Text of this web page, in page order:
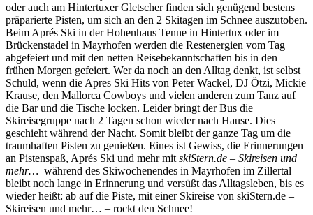
oder auch am Hintertuxer Gletscher finden sich genügend bestens
präparierte Pisten, um sich an den 2 Skitagen im Schnee auszutoben.
Beim Aprés Ski in der Hohenhaus Tenne in Hintertux oder im
Brückenstadel in Mayrhofen werden die Restenergien vom Tag
abgefeiert und mit den netten Reisebekanntschaften bis in den
frühen Morgen gefeiert. Wer da noch an den Alltag denkt, ist selbst
Schuld, wenn die Apres Ski Hits von Peter Wackel, DJ Ötzi, Mickie
Krause, den Mallorca Cowboys und vielen anderen zum Tanz auf
die Bar und die Tische locken. Leider bringt der Bus die
Skireisegruppe nach 2 Tagen schon wieder nach Hause. Dies
geschieht während der Nacht. Somit bleibt der ganze Tag um die
traumhaften Pisten zu genießen. Eines ist Gewiss, die Erinnerungen
an Pistenspaß, Aprés Ski und mehr mit skiStern.de – Skireisen und
mehr… während des Skiwochenendes in Mayrhofen im Zillertal
bleibt noch lange in Erinnerung und versüßt das Alltagsleben, bis es
wieder heißt: ab auf die Piste, mit einer Skireise von skiStern.de –
Skireisen und mehr… – rockt den Schnee!